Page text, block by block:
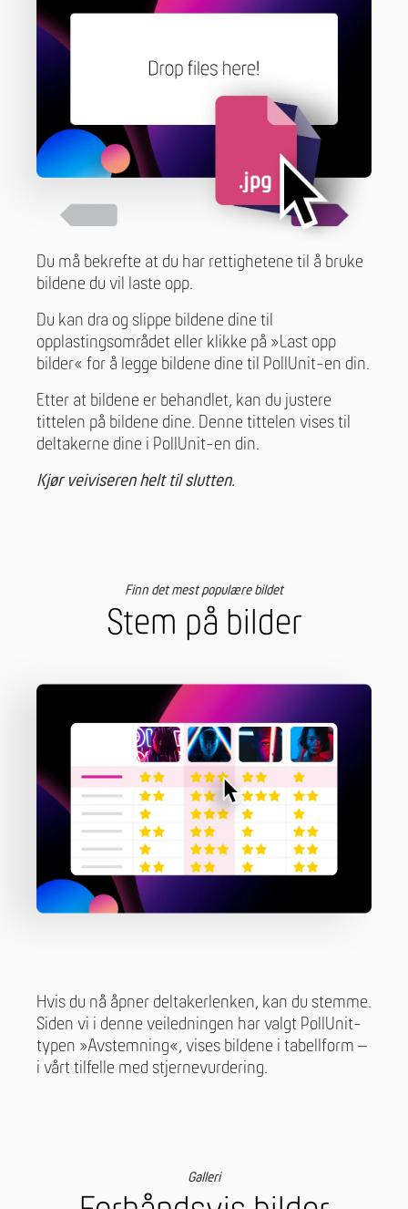
Du må bekrefte at du har rettighetene til å bruke
bildene du vil laste opp.
Du kan dra og slippe bildene dine til
opplastingsområdet eller klikke på »Last opp
bilder« for å legge bildene dine til PollUnit-en din.
Etter at bildene er behandlet, kan du justere
tittelen på bildene dine. Denne tittelen vises til
deltakerne dine i PollUnit-en din.
Kjør veiviseren helt til slutten.
Finn det mest populære bildet
Stem på bilder
Hvis du nå åpner deltakerlenken, kan du stemme.
Siden vi i denne veiledningen har valgt PollUnit-
typen »Avstemning«, vises bildene i tabellform –
i vårt tilfelle med stjernevurdering.
Galleri